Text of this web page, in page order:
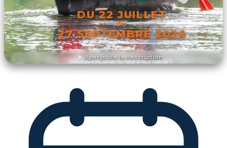
Aperçu de la description
DU 22 JUILLET
AU
27 SEPTEMBRE 2026
DÉCOUVRIR L'ÉVÉNEMENT